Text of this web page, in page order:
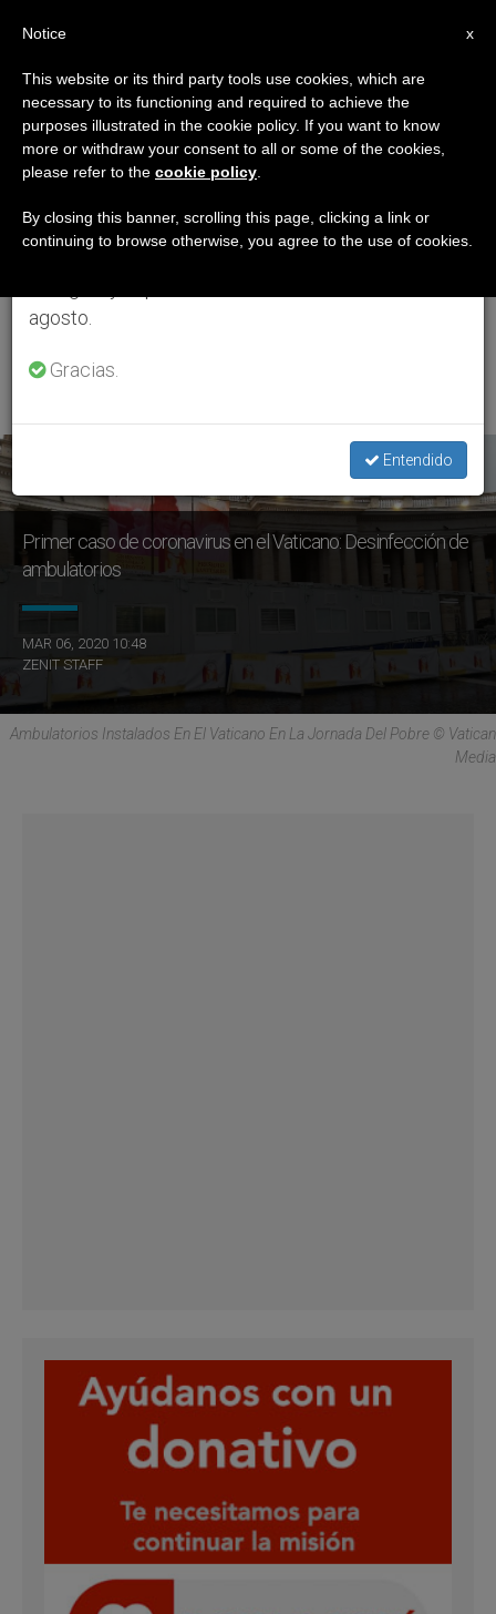
ETIQUETA
Posts Tagged
‘Dirección De Salud E
Higiene Del Estado De
Vaticano’
Primer caso de coronavirus en el Vaticano: Desinfección de
ambulatorios
MAR 06, 2020 10:48
ZENIT STAFF
Ambulatorios Instalados En El Vaticano En La Jornada Del Pobre © Vatican
Media
×
Aviso importante
Del 27 de julio al 7 de agosto haremos la pausa
anual, aprovechando que en el periodo de verano
se generan menos informaciones y también el
agosto.
Gracias.
Entendido
x
Notice
This website or its third party tools use cookies, which are
necessary to its functioning and required to achieve the
purposes illustrated in the cookie policy. If you want to know
more or withdraw your consent to all or some of the cookies,
please refer to the cookie policy
By closing this banner, scrolling this page, clicking a link or
continuing to browse otherwise, you agree to the use of cookies.